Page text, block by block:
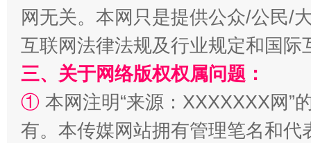
阿坝州三大球赛在茂县开幕 规模
网无关。本网只是提供公众/公民/
互联网法律法规及行业规定和国
三、关于网络版权权属问题：
① 本网注明“来源：XXXXXXX网”
有。本传媒网站拥有管理笔名和